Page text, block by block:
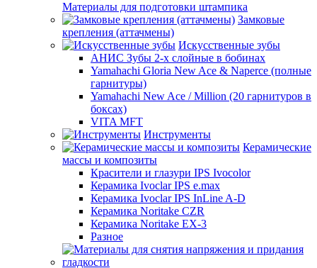
Материалы для подготовки штампика
Замковые
крепления (аттачмены)
Искусственные зубы
АНИС Зубы 2-х слойные в бобинах
Yamahachi Gloria New Ace & Naperce (полные
гарнитуры)
Yamahachi New Ace / Million (20 гарнитуров в
боксах)
VITA MFT
Инструменты
Керамические
массы и композиты
Красители и глазури IPS Ivocolor
Керамика Ivoclar IPS e.max
Керамика Ivoclar IPS InLine A-D
Керамика Noritake CZR
Керамика Noritake EX-3
Разное